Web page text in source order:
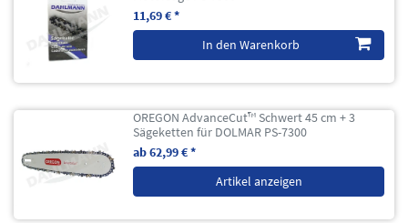
11,69 € *
In den Warenkorb
OREGON AdvanceCut™ Schwert 45 cm + 3
Sägeketten für DOLMAR PS-7300
ab 62,99 € *
Artikel anzeigen